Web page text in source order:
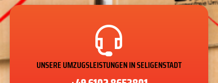
UNSERE UMZUGSLEISTUNGEN IN SELIGENSTADT